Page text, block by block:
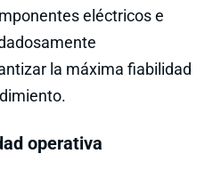
eléctricos e
la máxima fiabilidad
operativa